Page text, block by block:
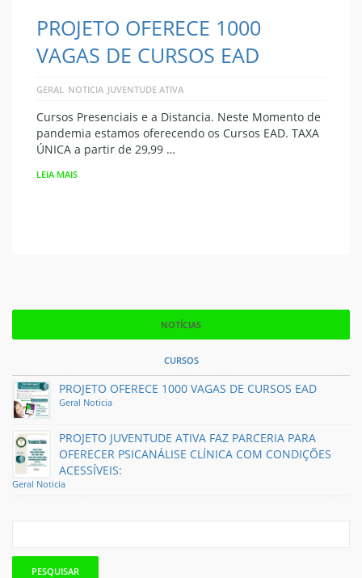
PROJETO OFERECE 1000
VAGAS DE CURSOS EAD
GERAL NOTICIA JUVENTUDE ATIVA
Cursos Presenciais e a Distancia. Neste Momento de
pandemia estamos oferecendo os Cursos EAD. TAXA
ÚNICA a partir de 29,99 …
LEIA MAIS
NOTÍCIAS
CURSOS
PROJETO OFERECE 1000 VAGAS DE CURSOS EAD
Geral Noticia
PROJETO JUVENTUDE ATIVA FAZ PARCERIA PARA
OFERECER PSICANÁLISE CLÍNICA COM CONDIÇÕES
ACESSÍVEIS:
Geral Noticia